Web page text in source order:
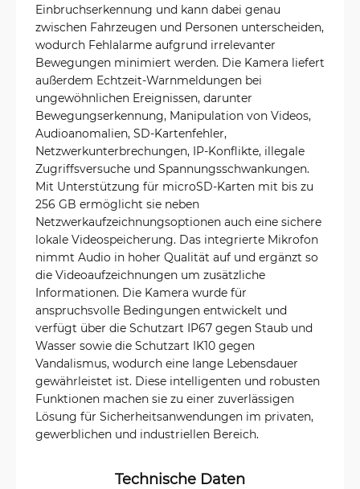
Einbruchserkennung und kann dabei genau
zwischen Fahrzeugen und Personen unterscheiden,
wodurch Fehlalarme aufgrund irrelevanter
Bewegungen minimiert werden. Die Kamera liefert
außerdem Echtzeit-Warnmeldungen bei
ungewöhnlichen Ereignissen, darunter
Bewegungserkennung, Manipulation von Videos,
Audioanomalien, SD-Kartenfehler,
Netzwerkunterbrechungen, IP-Konflikte, illegale
Zugriffsversuche und Spannungsschwankungen.
Mit Unterstützung für microSD-Karten mit bis zu
256 GB ermöglicht sie neben
Netzwerkaufzeichnungsoptionen auch eine sichere
lokale Videospeicherung. Das integrierte Mikrofon
nimmt Audio in hoher Qualität auf und ergänzt so
die Videoaufzeichnungen um zusätzliche
Informationen. Die Kamera wurde für
anspruchsvolle Bedingungen entwickelt und
verfügt über die Schutzart IP67 gegen Staub und
Wasser sowie die Schutzart IK10 gegen
Vandalismus, wodurch eine lange Lebensdauer
gewährleistet ist. Diese intelligenten und robusten
Funktionen machen sie zu einer zuverlässigen
Lösung für Sicherheitsanwendungen im privaten,
gewerblichen und industriellen Bereich.
Technische Daten